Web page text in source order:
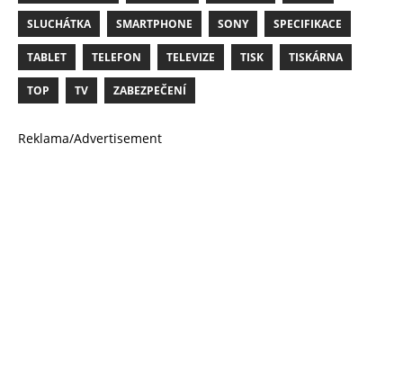
SLUCHÁTKA SMARTPHONE SONY SPECIFIKACE
TABLET TELEFON TELEVIZE TISK TISKÁRNA
TOP TV ZABEZPEČENÍ
Reklama/Advertisement